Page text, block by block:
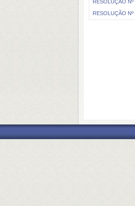
RESOLUÇÃO
RESOLUÇÃO